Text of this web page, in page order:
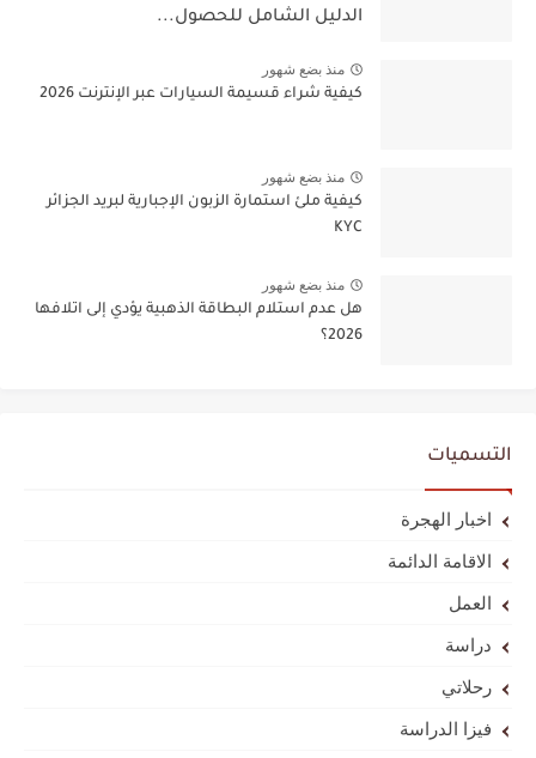
الدليل الشامل للحصول...
منذ بضع شهور
كيفية شراء قسيمة السيارات عبر الإنترنت 2026
منذ بضع شهور
كيفية ملئ استمارة الزبون الإجبارية لبريد الجزائر
KYC
منذ بضع شهور
هل عدم استلام البطاقة الذهبية يؤدي إلى اتلافها
2026؟
التسميات
اخبار الهجرة
الاقامة الدائمة
العمل
دراسة
رحلاتي
فيزا الدراسة